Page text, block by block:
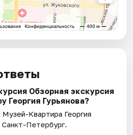
Обзорная экскурсия
Георгия Гурьянова?
Музей-Квартира Георгия
Петербург.